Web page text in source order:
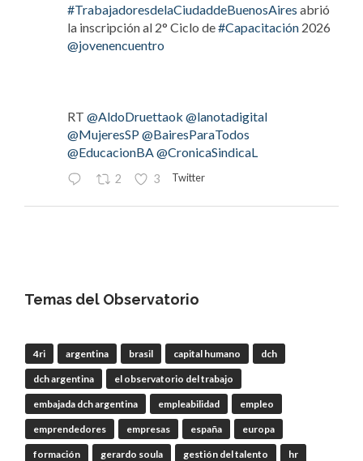
#TrabajadoresdelaCiudaddeBuenosAires abrió
la inscripción al 2° Ciclo de#Capacitación 2026
@jovenencuentro
RT @AldoDruettaok @lanotadigital
@MujeresSP@BairesParaTodos
@EducacionBA @CronicaSindicaL
2 3 Twitter
Orgánica del#BCRA
RT@lanotadigital@La_Bancaria
@AldoDruettaok@misionesptodos
@SergioOPalazzo @BairesParaTodos
@uniglobalunion
2 2 Twitter
Temas del Observatorio
4ri argentina brasil capital humano dch
dch argentina el observatorio del trabajo
embajada dch argentina empleabilidad empleo
emprendedores empresas españa europa
formación gerardo soula gestión del talento hr